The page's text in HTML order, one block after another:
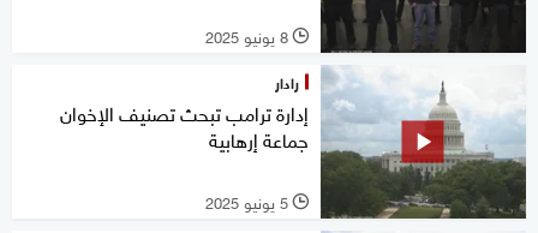
l 8 يونيو 2025
رادار
إدارة ترامب تبحث تصنيف الإخوان
جماعة إرهابية
l 5 يونيو 2025